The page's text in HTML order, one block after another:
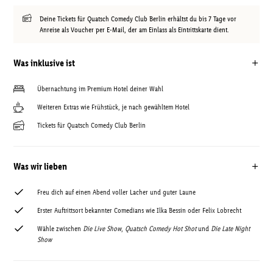
Deine Tickets für Quatsch Comedy Club Berlin erhältst du bis 7 Tage vor
Anreise als Voucher per E-Mail, der am Einlass als Eintrittskarte dient.
Was inklusive ist
Übernachtung im Premium Hotel deiner Wahl
Weiteren Extras wie Frühstück, je nach gewähltem Hotel
Tickets für Quatsch Comedy Club Berlin
Was wir lieben
Freu dich auf einen Abend voller Lacher und guter Laune
Erster Auftrittsort bekannter Comedians wie Ilka Bessin oder Felix Lobrecht
Wähle zwischen Die Live Show, Quatsch Comedy Hot Shotund Die Late Night
Show